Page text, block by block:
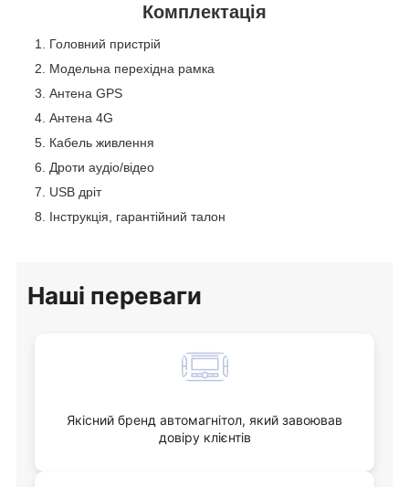
Комплектація
Головний пристрій
Модельна перехідна рамка
Антена GPS
Антена 4G
Кабель живлення
Дроти аудіо/відео
USB дріт
Інструкція, гарантійний талон
Наші переваги
Якісний бренд автомагнітол, який завоював
довіру клієнтів